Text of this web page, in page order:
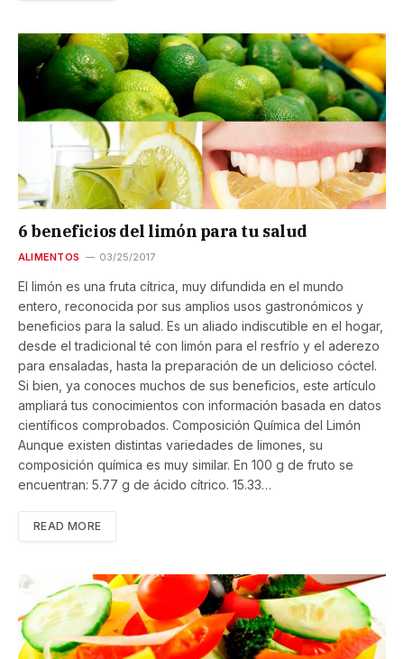
6 beneficios del limón para tu salud
ALIMENTOS 03/25/2017
El limón es una fruta cítrica, muy difundida en el mundo
entero, reconocida por sus amplios usos gastronómicos y
beneficios para la salud. Es un aliado indiscutible en el hogar,
desde el tradicional té con limón para el resfrío y el aderezo
para ensaladas, hasta la preparación de un delicioso cóctel.
Si bien, ya conoces muchos de sus beneficios, este artículo
ampliará tus conocimientos con información basada en datos
científicos comprobados. Composición Química del Limón
Aunque existen distintas variedades de limones, su
composición química es muy similar. En 100 g de fruto se
encuentran: 5.77 g de ácido cítrico. 15.33…
READ MORE